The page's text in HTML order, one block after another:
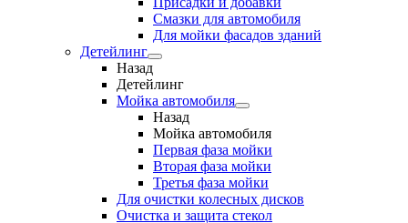
Смазки для автомобиля
Для мойки фасадов зданий
Детейлинг
Назад
Детейлинг
Мойка автомобиля
Назад
Мойка автомобиля
Первая фаза мойки
Вторая фаза мойки
Третья фаза мойки
Для очистки колесных дисков
Очистка и защита стекол